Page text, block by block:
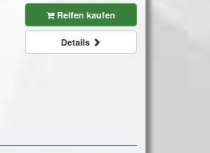
Reifen kaufen
Details